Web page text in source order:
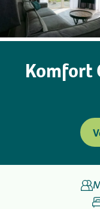
Camping
Vermietung
+31 (0)
Komfort